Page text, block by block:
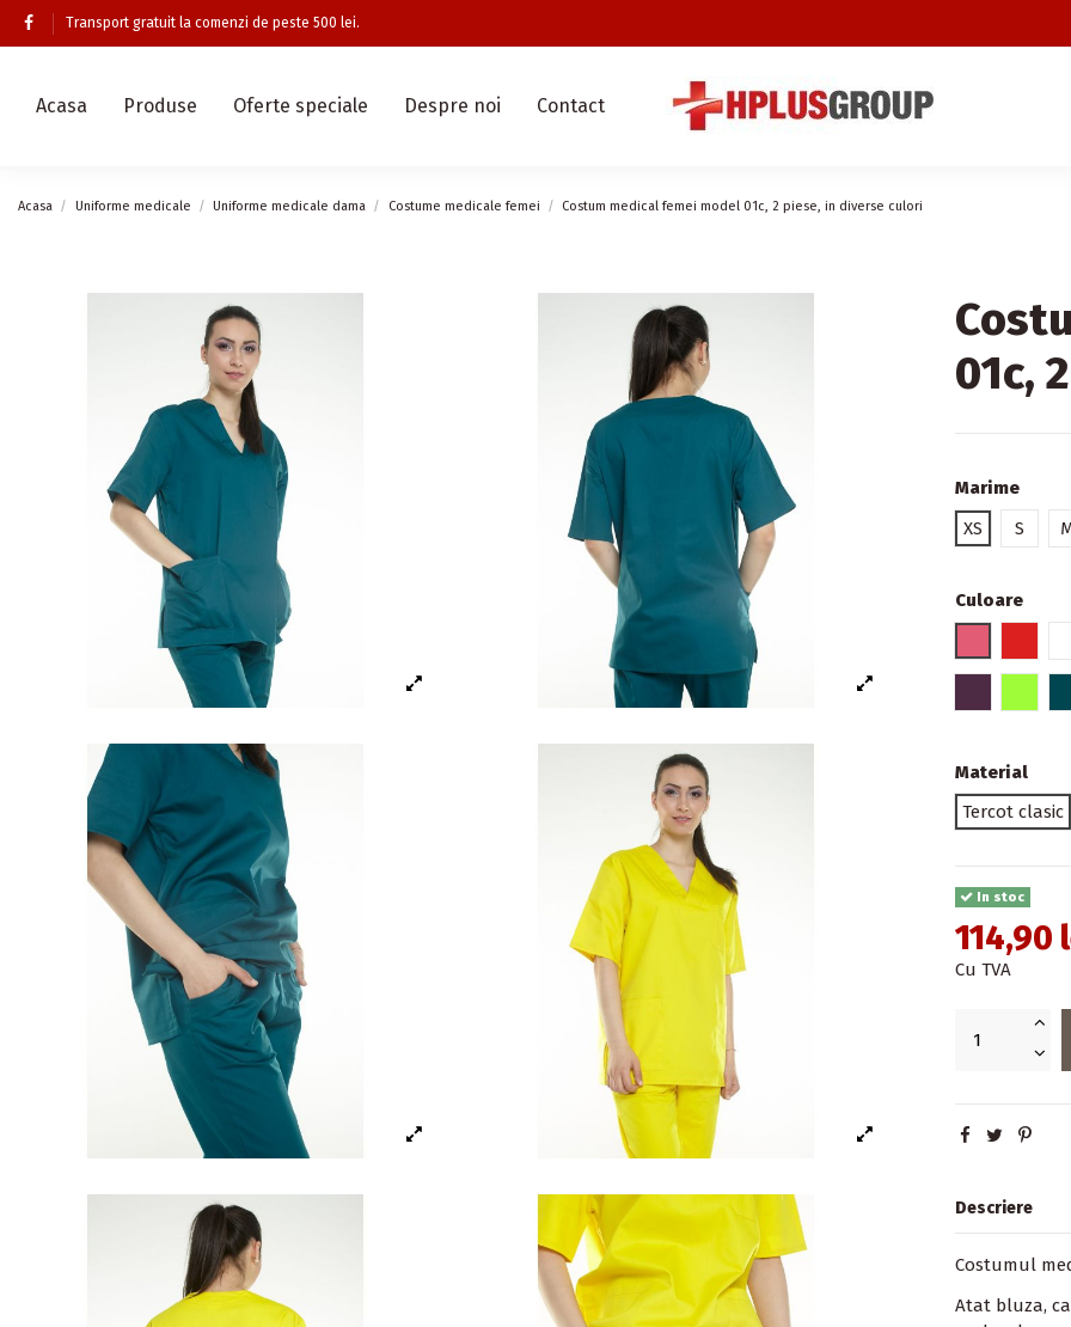
Transport gratuit la comenzi de peste 500 lei.
Acasa Produse Oferte speciale Despre noi Contact
Acasa Uniforme medicale Uniforme medicale dama Costume medicale femei Costum medical femei model 01c, 2 piese, in diverse culori
01c,
Marime
XS
S
Culoare
Material
Tercot clasic
In stoc
114,90
Cu TVA
Descriere
Costumul
Atat bluza,